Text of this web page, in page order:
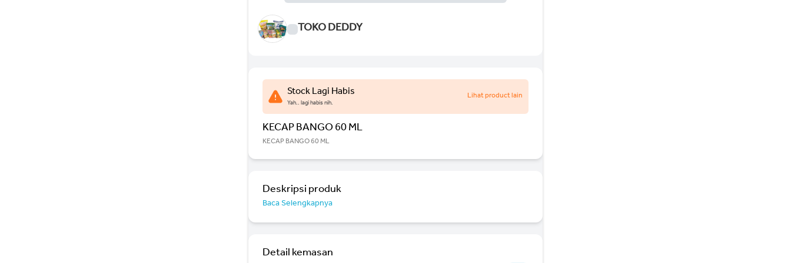
TOKO DEDDY
Stock Lagi Habis
Yah.. lagi habis nih.
Lihat product lain
KECAP BANGO 60 ML
KECAP BANGO 60 ML
Deskripsi produk
Baca Selengkapnya
Detail kemasan